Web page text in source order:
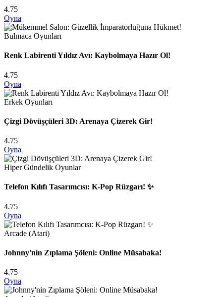
4.75
Oyna
Bulmaca Oyunları
Renk Labirenti Yıldız Avı: Kaybolmaya Hazır Ol!
4.75
Oyna
Erkek Oyunları
Çizgi Dövüşçüleri 3D: Arenaya Çizerek Gir!
4.75
Oyna
Hiper Gündelik Oyunlar
Telefon Kılıfı Tasarımcısı: K-Pop Rüzgarı! ✨
4.75
Oyna
Arcade (Atari)
Johnny'nin Zıplama Şöleni: Online Müsabaka!
4.75
Oyna